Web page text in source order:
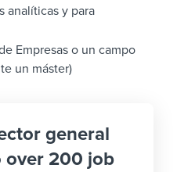
analíticas y para
Empresas o un campo
un máster)
general
over 200 job